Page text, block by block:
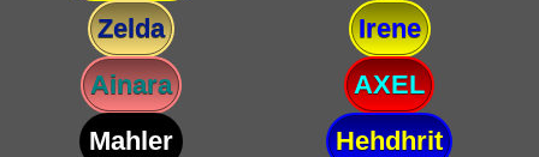
Zelda
Irene
Ainara
AXEL
Mahler
Hehdhrit